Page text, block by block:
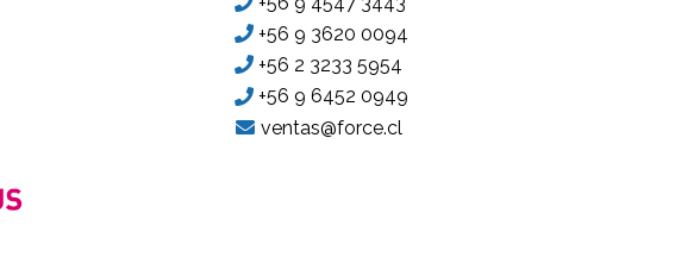
+56 9 3620 0094
+56 2 3233 5954
+56 9 6452 0949
ventas@force.cl